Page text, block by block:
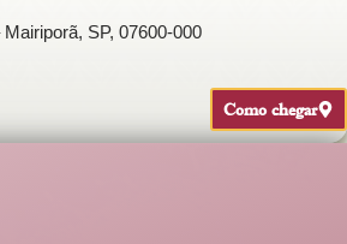
SP, 07600-000
Como chegar